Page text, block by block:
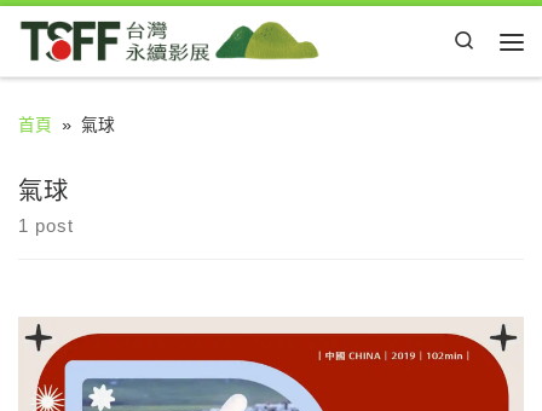
Skip to content
Search
首頁 » 氣球
氣球
1 post